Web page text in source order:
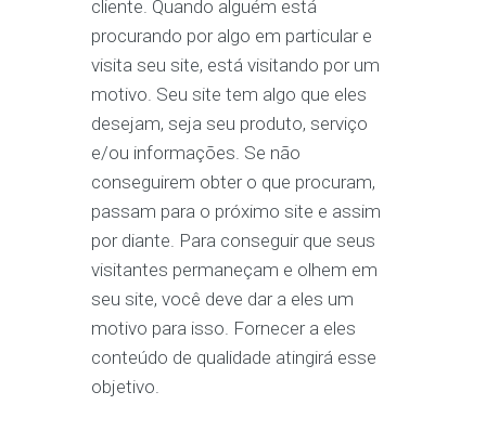
cliente. Quando alguém está
procurando por algo em particular e
visita seu site, está visitando por um
motivo. Seu site tem algo que eles
desejam, seja seu produto, serviço
e/ou informações. Se não
conseguirem obter o que procuram,
passam para o próximo site e assim
por diante. Para conseguir que seus
visitantes permaneçam e olhem em
seu site, você deve dar a eles um
motivo para isso. Fornecer a eles
conteúdo de qualidade atingirá esse
objetivo.